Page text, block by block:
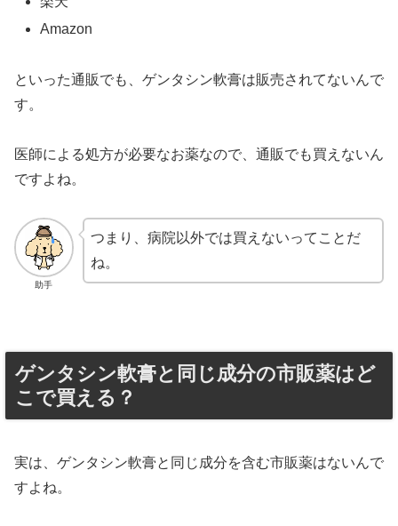
Amazon
といった通販でも、ゲンタシン軟膏は販売されてないんで
す。
医師による処方が必要なお薬なので、通販でも買えないん
ですよね。
助手
つまり、病院以外では買えないってことだ
ね。
ゲンタシン軟膏と同じ成分の市販薬はど
こで買える？
実は、ゲンタシン軟膏と同じ成分を含む市販薬はないんで
すよね。